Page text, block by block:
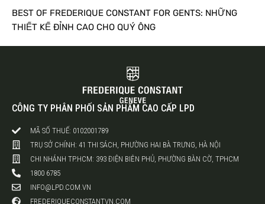
BEST OF FREDERIQUE CONSTANT FOR GENTS: NHỮNG
THIẾT KẾ ĐỈNH CAO CHO QUÝ ÔNG
CÔNG TY PHÂN PHỐI SẢN PHẨM CAO CẤP LPD
MÃ SỐ THUẾ: 0102001789
TRỤ SỞ CHÍNH: 41 THI SÁCH, PHƯỜNG HAI BÀ TRƯNG, HÀ NỘI
CHI NHÁNH TP.HCM: 393 ĐIỆN BIÊN PHỦ, PHƯỜNG BÀN CỜ, TPHCM
1800 6785
INFO@LPD.COM.VN
FREDERIQUECONSTANTVN.COM